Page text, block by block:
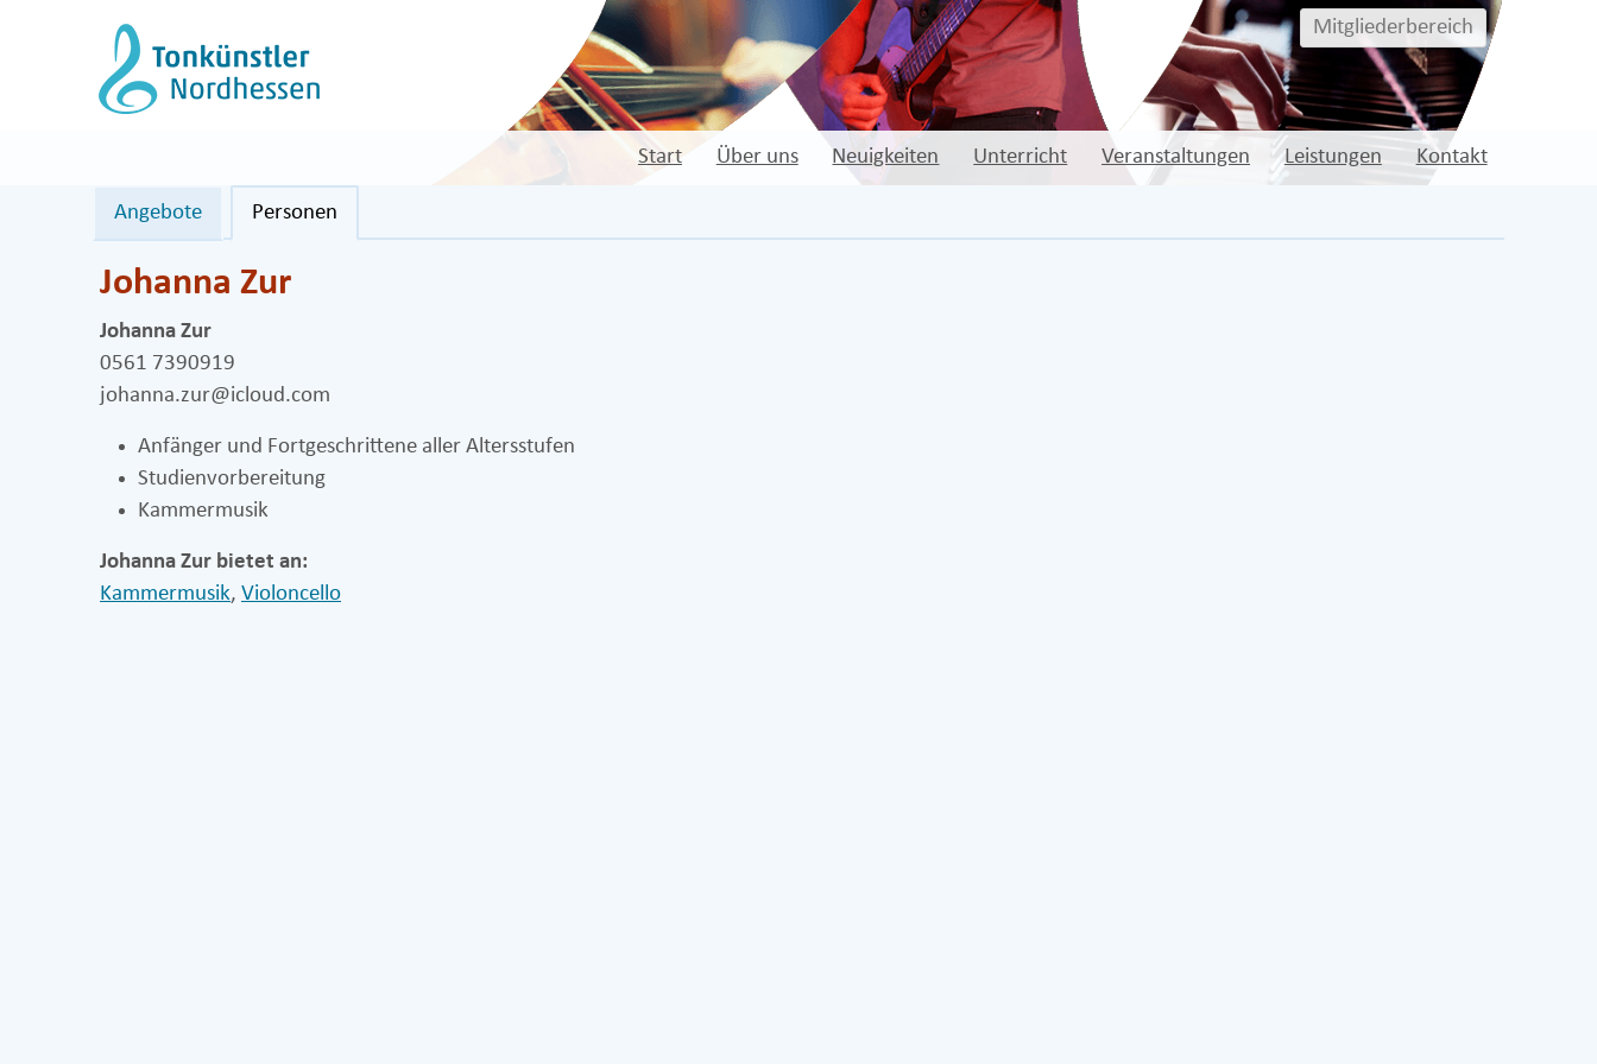
Mitgliederbereich
Start Über uns Neuigkeiten Unterricht Veranstaltungen Leistungen Kontakt
Angebote Personen
Johanna Zur
Johanna Zur
0561 7390919
johanna.zur@icloud.com
Anfänger und Fortgeschrittene aller Altersstufen
Studienvorbereitung
Kammermusik
Johanna Zur bietet an:
Kammermusik, Violoncello